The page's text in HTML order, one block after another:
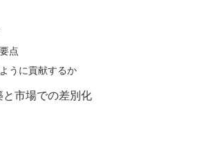
点
うに貢献するか
市場での差別化